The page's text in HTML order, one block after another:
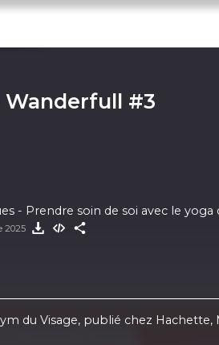
Wanderfull #3
- Prendre soin de soi avec le yoga
2025
du Visage, publié chez